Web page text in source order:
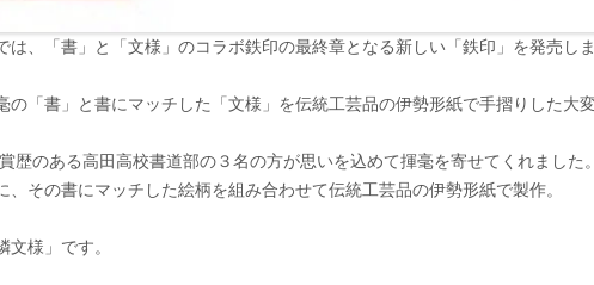
は、「書」と「文様」のコラボ鉄印の最終章となる新しい「鉄印」を発売しま
の「書」と書にマッチした「文様」を伝統工芸品の伊勢形紙で手摺りした大
歴のある高田高校書道部の３名の方が思いを込めて揮毫を寄せてくれまし
、その書にマッチした絵柄を組み合わせて伝統工芸品の伊勢形紙で製作。
文様」です。